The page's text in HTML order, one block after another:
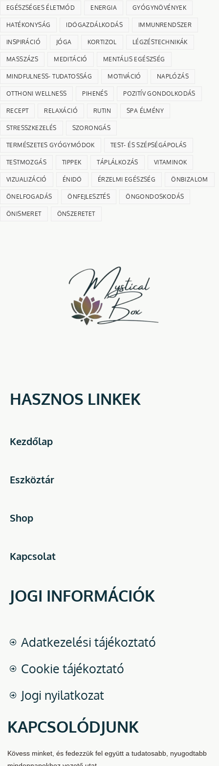
EGÉSZSÉGES ÉLETMÓD ENERGIA GYÓGYNÖVÉNYEK
HATÉKONYSÁG IDŐGAZDÁLKODÁS IMMUNRENDSZER
INSPIRÁCIÓ JÓGA KORTIZOL LÉGZÉSTECHNIKÁK
MASSZÁZS MEDITÁCIÓ MENTÁLIS EGÉSZSÉG
MINDFULNESS- TUDATOSSÁG MOTIVÁCIÓ NAPLÓZÁS
OTTHONI WELLNESS PIHENÉS POZITÍV GONDOLKODÁS
RECEPT RELAXÁCIÓ RUTIN SPA ÉLMÉNY
STRESSZKEZELÉS SZORONGÁS
TERMÉSZETES GYÓGYMÓDOK TEST- ÉS SZÉPSÉGÁPOLÁS
TESTMOZGÁS TIPPEK TÁPLÁLKOZÁS VITAMINOK
VIZUALIZÁCIÓ ÉNIDŐ ÉRZELMI EGÉSZSÉG ÖNBIZALOM
ÖNELFOGADÁS ÖNFEJLESZTÉS ÖNGONDOSKODÁS
ÖNISMERET ÖNSZERETET
HASZNOS LINKEK
Kezdőlap
Eszköztár
Shop
Kapcsolat
JOGI INFORMÁCIÓK
Adatkezelési tájékoztató
Cookie tájékoztató
Jogi nyilatkozat
KAPCSOLÓDJUNK
Kövess minket, és fedezzük fel együtt a tudatosabb, nyugodtabb